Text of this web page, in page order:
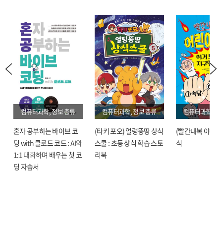
10. 사과지남(辭課指南)-조선어 문법(Korean grammatical forms) / GALE,
James S. 44
11. 기이한 한국(Quaint Korea) / MILN, Louise Jordan 47
12. 한국 또는 조선: 고요한 아침의 나라(Corea or Cho-sen. The land of the
morning calm) / SAVAGE-LANDOR, Henry 48
13. 한국(Korea) / POGIO, M. A. ; St. Ritter von Ursyn-Pruszynski(독일어
번역자) 53
14. 한국(Korea: eine Sommerreise nach dem Lande der Morgenruhe) /
15. 한국의 놀이: 유사한 중국과 일본의 놀이와 비교하여(Korean games with
notes on the corresponding games of China and Japan) / CULIN, Stewart 58
16. 동 아시아 국가들(Im Osten Asiens. Berlin: Allgemeiner verein fur deutsche
litteratur)(이미지참조) / EHLERS, Otto E. 62
컴퓨터과학, 정보 총류
혼자 공부하는 바이브 코
딩 with 클로드 코드 : AI와
1:1 대화하며 배우는 첫 코
딩 자습서
컴퓨터과학, 정보 총류
(타키 포오) 얼렁뚱땅 상식
스쿨 : 초등 상식 학습 스토
리북
컴퓨터과학, 정
(빨간내복 야코)
식